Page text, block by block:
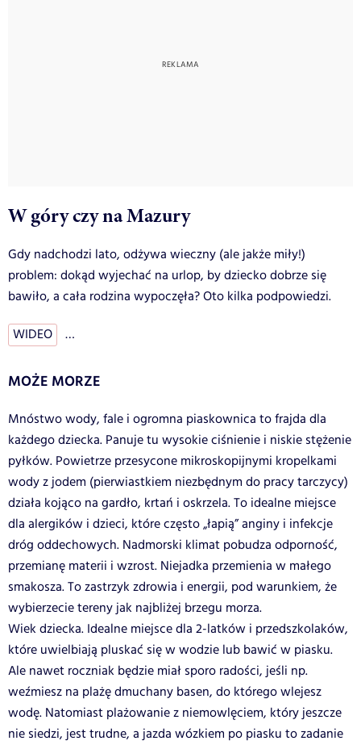
W góry czy na Mazury
Gdy nadchodzi lato, odżywa wieczny (ale jakże miły!)
problem: dokąd wyjechać na urlop, by dziecko dobrze się
bawiło, a cała rodzina wypoczęła? Oto kilka podpowiedzi.
WIDEO …
MOŻE MORZE
Mnóstwo wody, fale i ogromna piaskownica to frajda dla
każdego dziecka. Panuje tu wysokie ciśnienie i niskie stężenie
pyłków. Powietrze przesycone mikroskopijnymi kropelkami
wody z jodem (pierwiastkiem niezbędnym do pracy tarczycy)
działa kojąco na gardło, krtań i oskrzela. To idealne miejsce
dla alergików i dzieci, które często „łapią” anginy i infekcje
dróg oddechowych. Nadmorski klimat pobudza odporność,
przemianę materii i wzrost. Niejadka przemienia w małego
smakosza. To zastrzyk zdrowia i energii, pod warunkiem, że
wybierzecie tereny jak najbliżej brzegu morza.
Wiek dziecka. Idealne miejsce dla 2-latków i przedszkolaków,
które uwielbiają pluskać się w wodzie lub bawić w piasku.
Ale nawet roczniak będzie miał sporo radości, jeśli np.
weźmiesz na plażę dmuchany basen, do którego wlejesz
wodę. Natomiast plażowanie z niemowlęciem, który jeszcze
nie siedzi, jest trudne, a jazda wózkiem po piasku to zadanie